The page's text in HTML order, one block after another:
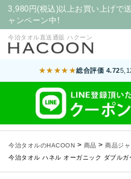
3,980円(税込)以上お買い上げで
ャンペーン中！
今治タオル直送通販 ハクーン
★★★★★総合評価 4.72
今治タオルのHACOON > 商品 > 商品ジ
今治タオル ハネル オーガニック ダブル